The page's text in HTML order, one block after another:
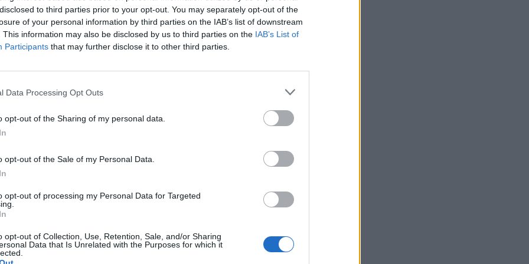
to third parties prior to your opt-out. You may separately opt-out of the
of your personal information by third parties on the IAB’s list of downstream
This information may also be disclosed by us to third parties on the IAB’s List of
Participants that may further disclose it to other third parties.
Data Processing Opt Outs
opt-out of the Sharing of my personal data.
opt-out of the Sale of my Personal Data.
opt-out of processing my Personal Data for Targeted
opt-out of Collection, Use, Retention, Sale, and/or Sharing
Data that Is Unrelated with the Purposes for which it
che li hanno portati in caserma, dove Borudescu é
recuperata e restituita all’Ipermercato.